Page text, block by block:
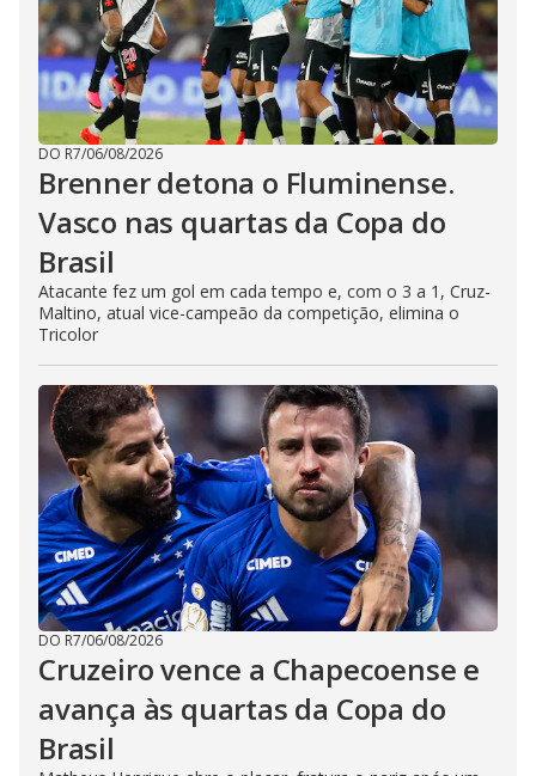
DO R7/06/08/2026
Brenner detona o Fluminense.
Vasco nas quartas da Copa do
Brasil
Atacante fez um gol em cada tempo e, com o 3 a 1, Cruz-
Maltino, atual vice-campeão da competição, elimina o
Tricolor
DO R7/06/08/2026
Cruzeiro vence a Chapecoense e
avança às quartas da Copa do
Brasil